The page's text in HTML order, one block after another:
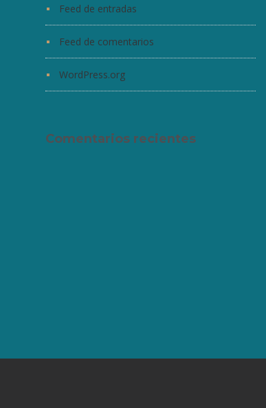
Feed de entradas
Feed de comentarios
WordPress.org
Comentarios recientes